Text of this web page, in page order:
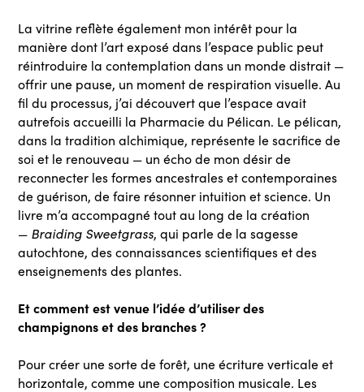
La vitrine reflète également mon intérêt pour la
manière dont l’art exposé dans l’espace public peut
réintroduire la contemplation dans un monde distrait —
offrir une pause, un moment de respiration visuelle. Au
fil du processus, j’ai découvert que l’espace avait
autrefois accueilli la Pharmacie du Pélican. Le pélican,
dans la tradition alchimique, représente le sacrifice de
soi et le renouveau — un écho de mon désir de
reconnecter les formes ancestrales et contemporaines
de guérison, de faire résonner intuition et science. Un
livre m’a accompagné tout au long de la création
— Braiding Sweetgrass, qui parle de la sagesse
autochtone, des connaissances scientifiques et des
enseignements des plantes.
Et comment est venue l’idée d’utiliser des
champignons et des branches ?
Pour créer une sorte de forêt, une écriture verticale et
horizontale, comme une composition musicale. Les